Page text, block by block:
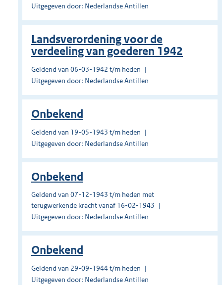
Uitgegeven door: Nederlandse Antillen
Landsverordening voor de
verdeeling van goederen 1942
Geldend van 06-03-1942 t/m heden
Uitgegeven door: Nederlandse Antillen
Onbekend
Geldend van 19-05-1943 t/m heden
Uitgegeven door: Nederlandse Antillen
Onbekend
Geldend van 07-12-1943 t/m heden met
terugwerkende kracht vanaf 16-02-1943
Uitgegeven door: Nederlandse Antillen
Onbekend
Geldend van 29-09-1944 t/m heden
Uitgegeven door: Nederlandse Antillen